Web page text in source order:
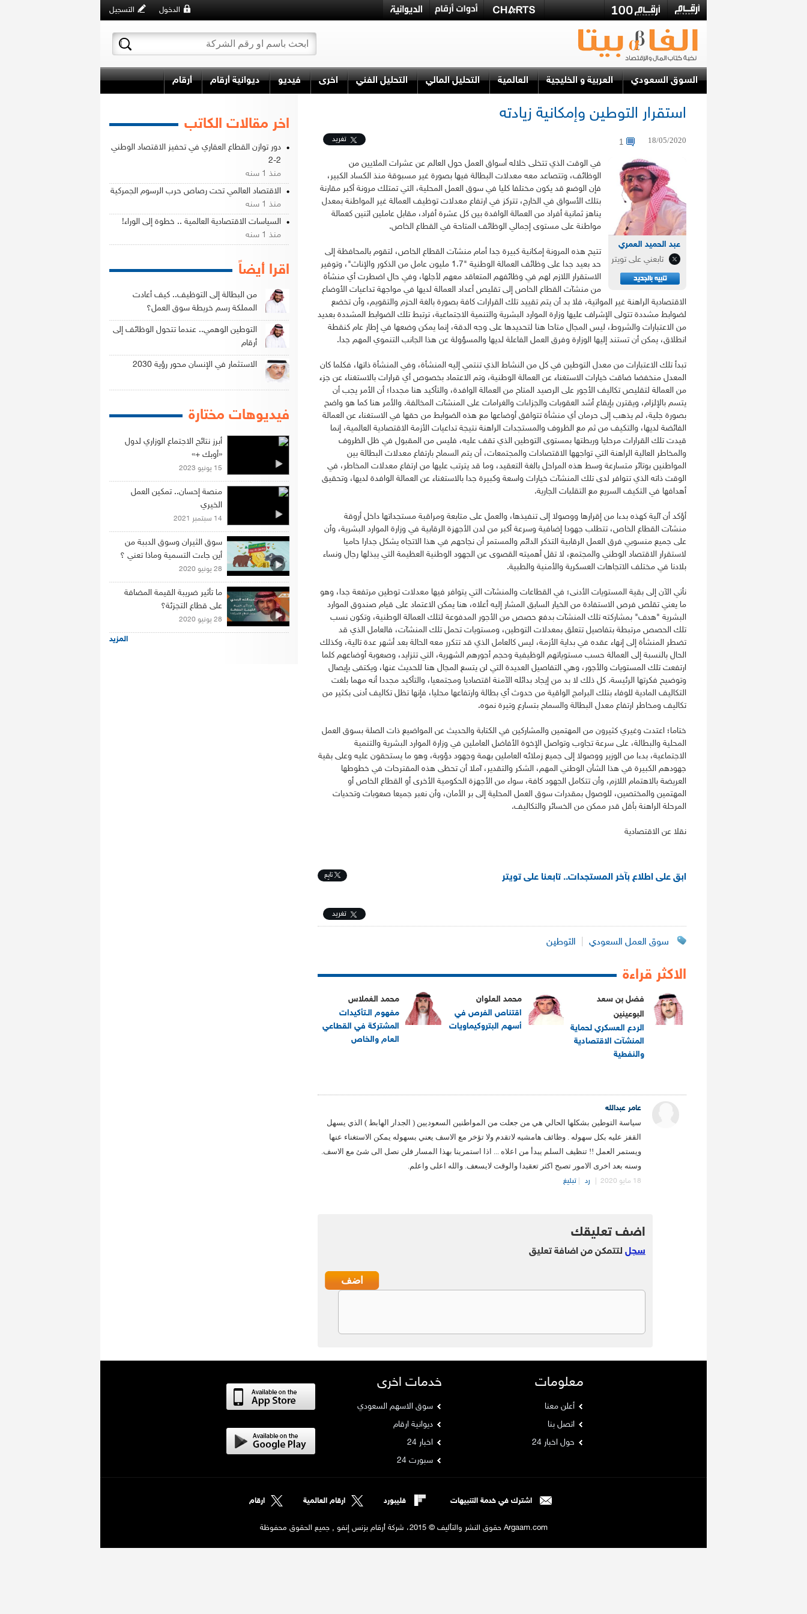
التسجيل الدخول
السوق السعودي العربية و الخليجية العالمية التحليل المالي التحليل الفني اخرى فيديو ديوانية أرقام أرقام
استقرار التوطين وإمكانية زيادته
18/05/2020
1 تغريد
عبد الحميد العمري
تابعني على تويتر
في الوقت الذي تتخلى خلاله أسواق العمل حول العالم عن عشرات الملايين من
الوظائف، وتتصاعد معه معدلات البطالة فيها بصورة غير مسبوقة منذ الكساد الكبير،
فإن الوضع قد يكون مختلفا كليا في سوق العمل المحلية، التي تمتلك مرونة أكبر مقارنة
بتلك الأسواق في الخارج، تتركز في ارتفاع معدلات توظيف العمالة غير المواطنة بمعدل
يناهز ثمانية أفراد من العمالة الوافدة بين كل عشرة أفراد، مقابل عاملين اثنين كعمالة
مواطنة على مستوى إجمالي الوظائف المتاحة في القطاع الخاص.
تتيح هذه المرونة إمكانية كبيرة جدا أمام منشآت القطاع الخاص، لتقوم بالمحافظة إلى
حد بعيد جدا على وظائف العمالة الوطنية "1.7 مليون عامل من الذكور والإناث"، وتوفير
الاستقرار اللازم لهم في وظائفهم المتعاقد معهم لأجلها، وفي حال اضطرت أي منشأة
من منشآت القطاع الخاص إلى تقليص أعداد العمالة لديها في مواجهة تداعيات الأوضاع
الاقتصادية الراهنة غير المواتية، فلا بد أن يتم تقييد تلك القرارات كافة بصورة بالغة الحزم والتقويم، وأن تخضع
لضوابط مشددة تتولى الإشراف عليها وزارة الموارد البشرية والتنمية الاجتماعية، ترتبط تلك الضوابط المشددة بعديد
من الاعتبارات والشروط، ليس المجال متاحا هنا لتحديدها على وجه الدقة، إنما يمكن وضعها في إطار عام كنقطة
انطلاق، يمكن أن تستند إليها الوزارة وفرق العمل الفاعلة لديها والمسؤولة عن هذا الجانب التنموي المهم جدا.
تبدأ تلك الاعتبارات من معدل التوطين في كل من النشاط الذي تنتمي إليه المنشأة، وفي المنشأة ذاتها، فكلما كان
المعدل منخفضا ضاقت خيارات الاستغناء عن العمالة الوطنية، وتم الاعتماد بخصوص أي قرارات بالاستغناء عن جزء
من العمالة لتقليص تكاليف الأجور على الرصيد المتاح من العمالة الوافدة، والتأكيد هنا مجددا؛ أن الأمر يجب أن
يتسم بالإلزام، ويقترن بإيقاع أشد العقوبات والجزاءات والغرامات على المنشآت المخالفة. والأمر هنا كما هو واضح
بصورة جلية، لم يذهب إلى حرمان أي منشأة تتوافق أوضاعها مع هذه الضوابط من حقها في الاستغناء عن العمالة
الفائضة لديها، والتكيف من ثم مع الظروف والمستجدات الراهنة نتيجة تداعيات الأزمة الاقتصادية العالمية، إنما
قيدت تلك القرارات مرحليا وربطتها بمستوى التوطين الذي تقف عليه، فليس من المقبول في ظل الظروف
والمخاطر العالية الراهنة التي تواجهها الاقتصادات والمجتمعات، أن يتم السماح بارتفاع معدلات البطالة بين
المواطنين بوتائر متسارعة وسط هذه المراحل بالغة التعقيد، وما قد يترتب عليها من ارتفاع معدلات المخاطر، في
الوقت ذاته الذي تتوافر لدى تلك المنشآت خيارات واسعة وكبيرة جدا بالاستغناء عن العمالة الوافدة لديها، وتحقيق
أهدافها في التكيف السريع مع التقلبات الجارية.
أؤكد أن آلية كهذه بدءا من إقرارها ووصولا إلى تنفيذها، والعمل على متابعة ومراقبة مستجداتها داخل أروقة
منشآت القطاع الخاص، تتطلب جهودا إضافية وسرعة أكبر من لدن الأجهزة الرقابية في وزارة الموارد البشرية، وأن
على جميع منسوبي فرق العمل الرقابية التذكر الدائم والمستمر أن نجاحهم في هذا الاتجاه يشكل جدارا حاميا
لاستقرار الاقتصاد الوطني والمجتمع، لا تقل أهميته القصوى عن الجهود الوطنية العظيمة التي يبذلها رجال ونساء
بلادنا في مختلف الاتجاهات العسكرية والأمنية والطبية.
نأتي الآن إلى بقية المستويات الأدنى؛ في القطاعات والمنشآت التي يتوافر فيها معدلات توطين مرتفعة جدا، وهو
ما يعني تقلص فرص الاستفادة من الخيار السابق المشار إليه أعلاه، هنا يمكن الاعتماد على قيام صندوق الموارد
البشرية "هدف" بمشاركته تلك المنشآت بدفع حصص من الأجور المدفوعة لتلك العمالة الوطنية، وتكون نسب
تلك الحصص مرتبطة بتفاصيل تتعلق بمعدلات التوطين، ومستويات تحمل تلك المنشآت، فالعامل الذي قد
تضطر المنشأة إلى إنهاء عقده في بداية الأزمة، ليس كالعامل الذي قد تتكرر معه الحالة بعد أشهر عدة تالية، وكذلك
الحال بالنسبة إلى العمالة حسب مستوياتهم الوظيفية وحجم أجورهم الشهرية، التي تتزايد، وصعوبة أوضاعهم كلما
ارتفعت تلك المستويات والأجور، وهي التفاصيل العديدة التي لن يتسع المجال هنا للحديث عنها، ويكتفى بإيصال
وتوضيح فكرتها الرئيسة. كل ذلك لا بد من إيجاد بدائله الآمنة اقتصاديا ومجتمعيا، والتأكيد مجددا أنه مهما بلغت
التكاليف المادية للوفاء بتلك البرامج الواقية من حدوث أي بطالة وارتفاعها محليا، فإنها تظل تكاليف أدنى بكثير من
تكاليف ومخاطر ارتفاع معدل البطالة والسماح بتسارع وتيرة نموه.
ختاما؛ اعتدت وغيري كثيرون من المهتمين والمشاركين في الكتابة والحديث عن المواضيع ذات الصلة بسوق العمل
المحلية والبطالة، على سرعة تجاوب وتواصل الإخوة الأفاضل العاملين في وزارة الموارد البشرية والتنمية
الاجتماعية، بدءا من الوزير ووصولا إلى جميع زملائه العاملين بهمة وجهود دؤوبة، وهو ما يستحقون عليه وعلى بقية
جهودهم الكبيرة في هذا الشأن الوطني المهم، الشكر والتقدير، آملا أن تحظى هذه المقترحات في خطوطها
العريضة بالاهتمام اللازم، وأن تتكامل الجهود كافة، سواء من الأجهزة الحكومية الأخرى أو القطاع الخاص أو
المهتمين والمختصين، للوصول بمقدرات سوق العمل المحلية إلى بر الأمان، وأن نعبر جميعا صعوبات وتحديات
المرحلة الراهنة بأقل قدر ممكن من الخسائر والتكاليف.
نقلا عن الاقتصادية
ابق على اطلاع بآخر المستجدات.. تابعنا على تويتر تابِع
تغريد
سوق العمل السعودي التوطين
الاكثر قراءة
فضل بن سعد
البوعينين
الردع العسكري لحماية
المنشآت الاقتصادية
والنفطية
محمد العلوان
اقتناص الفرص في
أسهم البتروكيماويات
محمد الغملاس
مفهوم الـتأكيدات
المشتركة في القطاعي
العام والخاص
عامر عبدالله
سياسة التوطين بشكلها الحالي هي من جعلت من المواطنين السعوديين ( الجدار الهابط ) الذي يسهل
القفز عليه بكل سهوله . وظائف هامشيه لاتقدم ولا تؤخر مع الاسف يعني بسهوله يمكن الاستغناء عنها
ويستمر العمل !! تنظيف السلم يبدأ من اعلاه ... اذا استمرينا بهذا المسار فلن نصل الى شئ مع الاسف.
وسنه بعد اخرى الامور تصبح اكثر تعقيدا والوقت لايسعف. والله اعلى واعلم.
18 مايو 2020 رد تبليغ
اضف تعليقك
سجل لتتمكن من اضافة تعليق
اخر مقالات الكاتب
دور توازن القطاع العقاري في تحفيز الاقتصاد الوطني
2-2
منذ 1 سنه
الاقتصاد العالمي تحت رصاص حرب الرسوم الجمركية
منذ 1 سنه
السياسات الاقتصادية العالمية .. خطوة إلى الوراء!
منذ 1 سنه
اقرا أيضاً
من البطالة إلى التوظيف.. كيف أعادت
المملكة رسم خريطة سوق العمل؟
التوطين الوهمي.. عندما تتحول الوظائف إلى
أرقام
الاستثمار في الإنسان محور رؤية 2030
فيديوهات مختارة
أبرز نتائج الاجتماع الوزاري لدول
«أوبك +»
15 يونيو 2023
منصة إحسان.. تمكين العمل
الخيري
14 سبتمبر 2021
سوق الثيران وسوق الدببة من
أين جاءت التسمية وماذا تعني ؟
28 يونيو 2020
ما تأثير ضريبة القيمة المضافة
على قطاع التجزئة؟
28 يونيو 2020
المزيد
معلومات
أعلن معنا
اتصل بنا
حول اخبار 24
خدمات اخرى
سوق الاسهم السعودي
ديوانية ارقام
اخبار 24
سبورت 24
ارقام ارقام العالمية فليبورد اشترك في خدمة التنبيهات
Argaam.com حقوق النشر والتأليف © 2015، شركة أرقام بزنس إنفو , جميع الحقوق محفوظة